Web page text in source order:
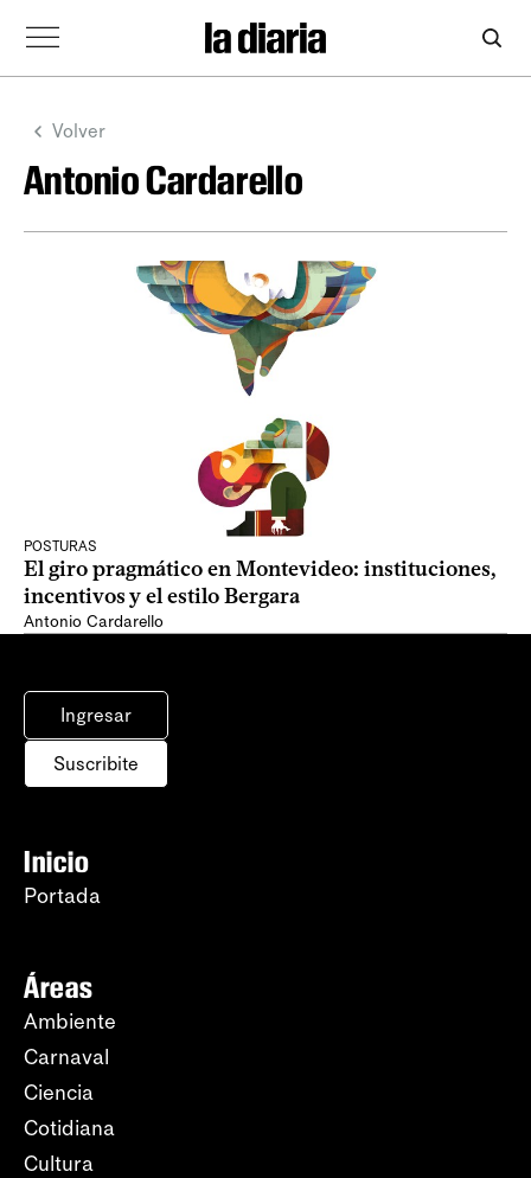
Volver
Antonio Cardarello
POSTURAS
El giro pragmático en Montevideo: instituciones,
incentivos y el estilo Bergara
Antonio Cardarello
Ingresar
Suscribite
Inicio
Portada
Áreas
Ambiente
Carnaval
Ciencia
Cotidiana
Cultura